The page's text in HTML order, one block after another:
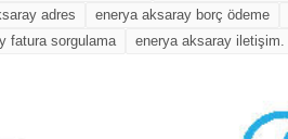
adres enerya aksaray borç ödeme
fatura sorgulama enerya aksaray iletişim.